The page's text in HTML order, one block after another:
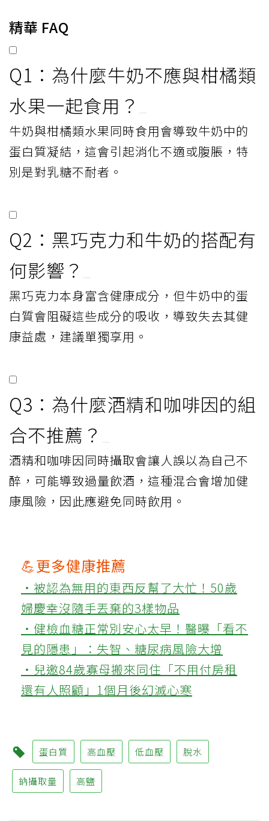
精華 FAQ
Q1：為什麼牛奶不應與柑橘類
水果一起食用？
牛奶與柑橘類水果同時食用會導致牛奶中的
蛋白質凝結，這會引起消化不適或腹脹，特
別是對乳糖不耐者。
Q2：黑巧克力和牛奶的搭配有
何影響？
黑巧克力本身富含健康成分，但牛奶中的蛋
白質會阻礙這些成分的吸收，導致失去其健
康益處，建議單獨享用。
Q3：為什麼酒精和咖啡因的組
合不推薦？
酒精和咖啡因同時攝取會讓人誤以為自己不
醉，可能導致過量飲酒，這種混合會增加健
康風險，因此應避免同時飲用。
💪更多健康推薦
‧被認為無用的東西反幫了大忙！50歲
婦慶幸沒隨手丟棄的3樣物品
‧健檢血糖正常別安心太早！醫曝「看不
見的隱患」：失智、糖尿病風險大增
‧兒邀84歲寡母搬來同住「不用付房租
還有人照顧」1個月後幻滅心寒
蛋白質 高血壓 低血壓 脫水
鈉攝取量 高鹽